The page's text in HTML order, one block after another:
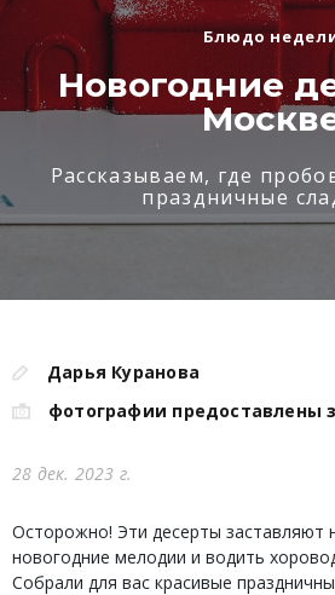
Блюдо
Новогодние
Рассказываем, где
праздничные
Дарья Куранова
фотографии предоставлены
28 дек. 2023 г.
Осторожно! Эти десерты заставляют
новогодние мелодии и водить
Собрали для вас красивые